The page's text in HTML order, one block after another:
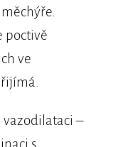
poctivě
ve
–
s